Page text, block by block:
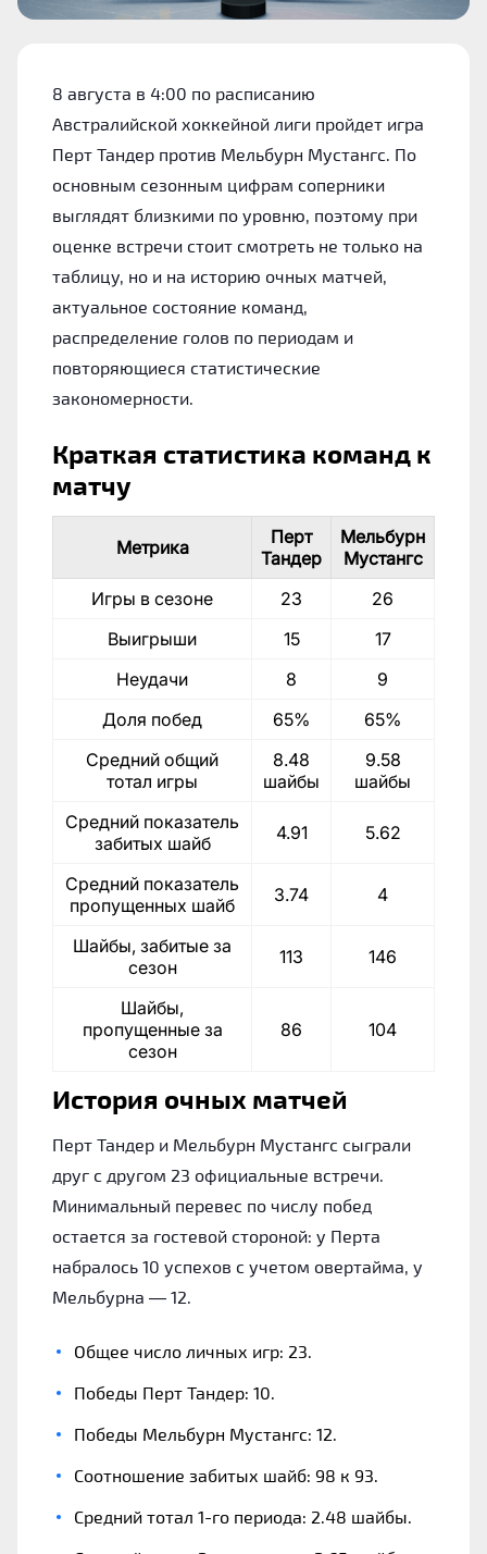
8 августа в 4:00 по расписанию
Австралийской хоккейной лиги пройдет игра
Перт Тандер против Мельбурн Мустангс. По
основным сезонным цифрам соперники
выглядят близкими по уровню, поэтому при
оценке встречи стоит смотреть не только на
таблицу, но и на историю очных матчей,
актуальное состояние команд,
распределение голов по периодам и
повторяющиеся статистические
закономерности.
Краткая статистика команд к
матчу
Метрика
Перт
Тандер
Мельбурн
Мустангс
Игры в сезоне
23
26
Выигрыши
15
17
Неудачи
8
9
Доля побед
65%
65%
Средний общий
тотал игры
8.48
шайбы
9.58
шайбы
Средний показатель
забитых шайб
4.91 5.62
Средний показатель
пропущенных шайб
3.74 4
Шайбы, забитые за
сезон
113 146
Шайбы,
пропущенные за
сезон
86 104
История очных матчей
Перт Тандер и Мельбурн Мустангс сыграли
друг с другом 23 официальные встречи.
Минимальный перевес по числу побед
остается за гостевой стороной: у Перта
набралось 10 успехов с учетом овертайма, у
Мельбурна — 12.
Общее число личных игр: 23.
Победы Перт Тандер: 10.
Победы Мельбурн Мустангс: 12.
Соотношение забитых шайб: 98 к 93.
Средний тотал 1-го периода: 2.48 шайбы.